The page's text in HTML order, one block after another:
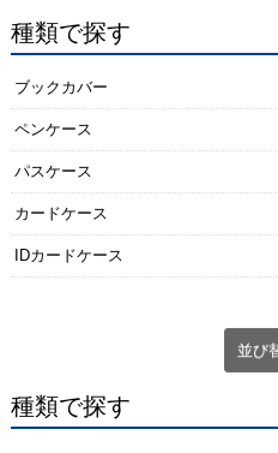
種類で探す
ブックカバー
ペンケース
パスケース
カードケース
IDカードケース
並び
種類で探す